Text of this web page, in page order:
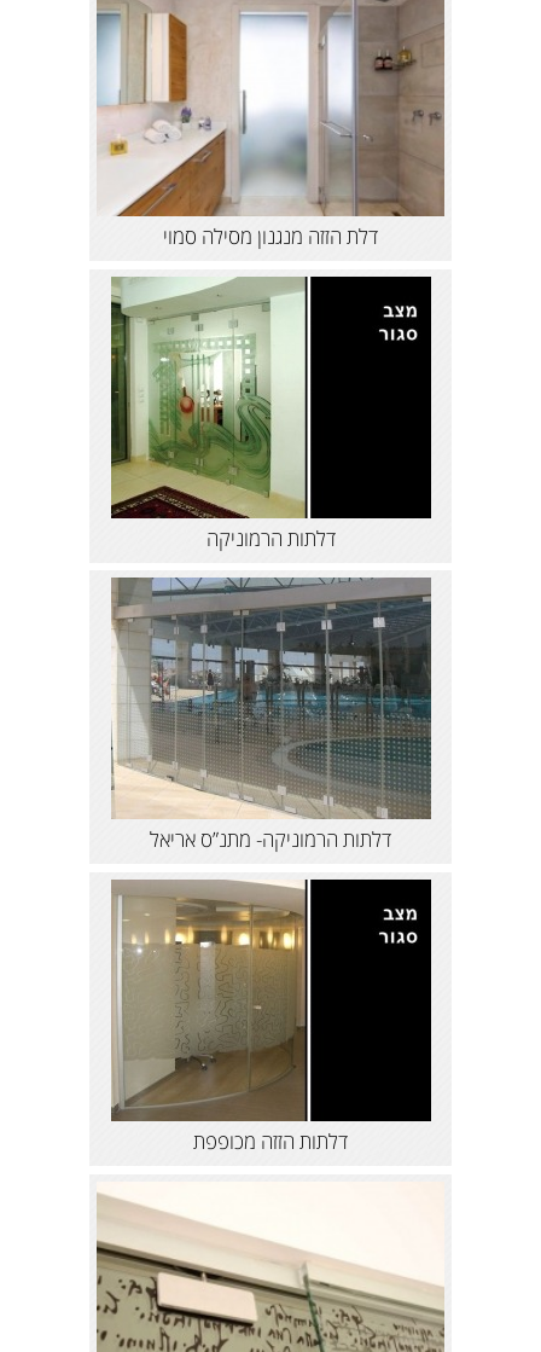
דלת הזזה מנגנון מסילה סמוי
דלתות הרמוניקה
דלתות הרמוניקה- מתנ”ס אריאל
דלתות הזזה מכופפת